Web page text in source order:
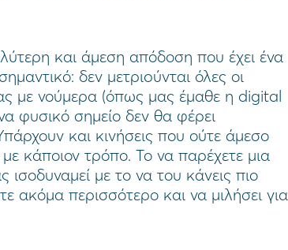
και άμεση απόδοση που έχει ένα
δεν μετριoύνται όλες οι
με νούμερα (όπως μας έμαθε η digital
φυσικό σημείο δεν θα φέρει
και κινήσεις που ούτε άμεσο
κάποιον τρόπο. Το να παρέχετε μια
με το να του κάνεις πιο
ακόμα περισσότερο και να μιλήσει για